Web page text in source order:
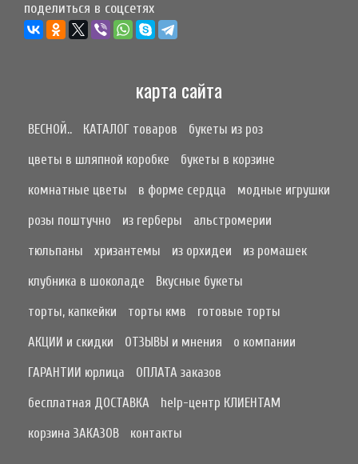
поделиться в соцсетях
карта сайта
ВЕСНОЙ.. КАТАЛОГ товаров
букеты из роз
цветы в шляпной коробке
букеты в корзине
комнатные цветы
в форме сердца
модные игрушки
розы поштучно
из герберы
альстромерии
тюльпаны
хризантемы из орхидеи
из ромашек
клубника в шоколаде
Вкусные букеты
торты, капкейки
торты кмв
готовые торты
АКЦИИ и скидки
ОТЗЫВЫ и мнения
о компании
ГАРАНТИИ юрлица
ОПЛАТА заказов
бесплатная ДОСТАВКА
help-центр КЛИЕНТАМ
корзина ЗАКАЗОВ
контакты